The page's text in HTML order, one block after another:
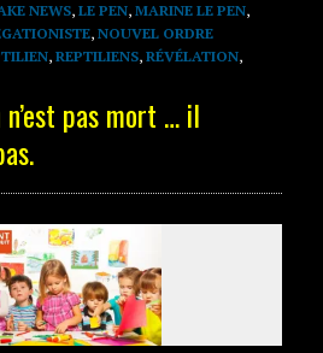
NEWS, LE PEN, MARINE LE PEN,
, NOUVEL ORDRE
, REPTILIENS, RÉVÉLATION,
pas mort … il